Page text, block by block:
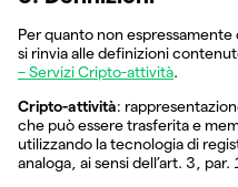
Per quanto non
si rinvia alle definizioni
– Servizi Cripto-attività.
Cripto-attività:
che può essere trasferita e
utilizzando la tecnologia di
analoga, ai sensi dell’art. 3, par.